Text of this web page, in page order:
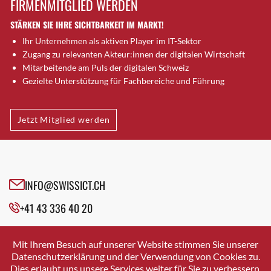
Brugg AG
Brütten
Bubendorf
Bubikon
Buchs (SG)
Bäretswil
Bülach
Cazis
Crissier
Davos Platz
Dierikon
Dietikon
FIRMENMITGLIED WERDEN
STÄRKEN SIE IHRE SICHTBARKEIT IM MARKT!
Ihr Unternehmen als aktiven Player im IT-Sektor
Zugang zu relevanten Akteur:innen der digitalen Wirtschaft
Mitarbeitende am Puls der digitalen Schweiz
Gezielte Unterstützung für Fachbereiche und Führung
Jetzt Mitglied werden
INFO@SWISSICT.CH
+41 43 336 40 20
SWISSICT
VULKANSTRASSE 120
8048 ZURICH
Mit Ihrem Besuch auf unserer Website stimmen Sie unserer
Datenschutzerklärung und der Verwendung von Cookies zu.
Dies erlaubt uns unsere Services weiter für Sie zu verbessern.